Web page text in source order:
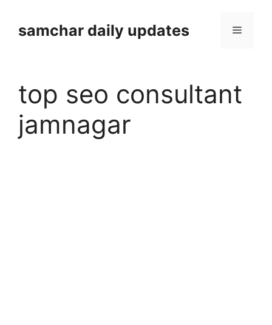
contentsamchar daily updates Menu
top seo consultant
jamnagar